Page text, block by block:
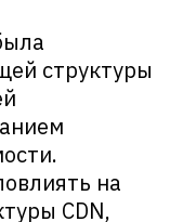
структуры
на
CDN,